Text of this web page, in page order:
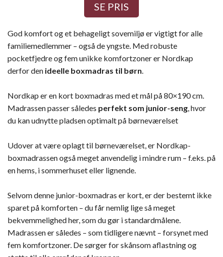
SE PRIS
God komfort og et behageligt sovemiljø er vigtigt for alle
familiemedlemmer – også de yngste. Med robuste
pocketfjedre og fem unikke komfortzoner er Nordkap
derfor den ideelle boxmadras til børn.
Nordkap er en kort boxmadras med et mål på 80×190 cm.
Madrassen passer således perfekt som junior-seng, hvor
du kan udnytte pladsen optimalt på børneværelset
Udover at være oplagt til børneværelset, er Nordkap-
boxmadrassen også meget anvendelig i mindre rum – f.eks. på
en hems, i sommerhuset eller lignende.
Selvom denne junior-boxmadras er kort, er der bestemt ikke
sparet på komforten – du får nemlig lige så meget
bekvemmelighed her, som du gør i standardmålene.
Madrassen er således – som tidligere nævnt – forsynet med
fem komfortzoner. De sørger for skånsom aflastning og